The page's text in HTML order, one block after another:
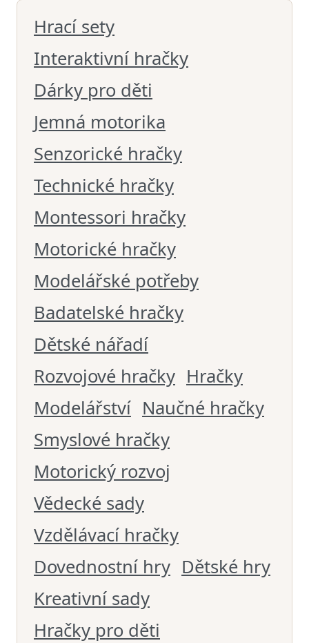
Hrací sety
Interaktivní hračky
Dárky pro děti
Jemná motorika
Senzorické hračky
Technické hračky
Montessori hračky
Motorické hračky
Modelářské potřeby
Badatelské hračky
Dětské nářadí
Rozvojové hračky Hračky
Modelářství Naučné hračky
Smyslové hračky
Motorický rozvoj
Vědecké sady
Vzdělávací hračky
Dovednostní hry Dětské hry
Kreativní sady
Hračky pro děti